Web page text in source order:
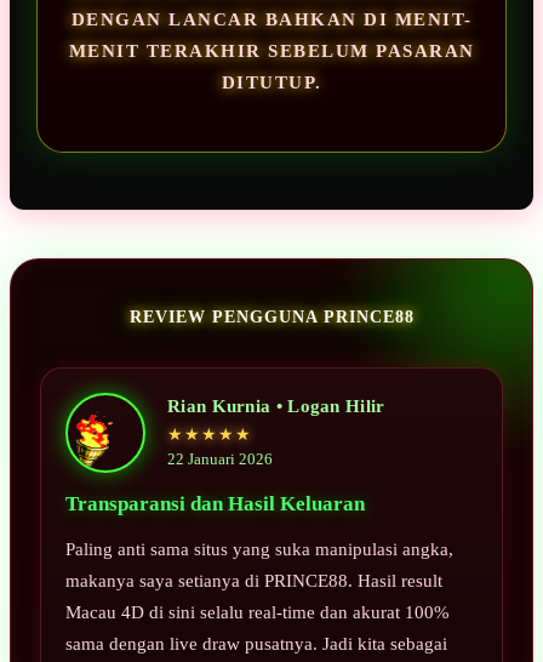
DENGAN LANCAR BAHKAN DI MENIT-
MENIT TERAKHIR SEBELUM PASARAN
DITUTUP.
REVIEW PENGGUNA PRINCE88
Rian Kurnia • Logan Hilir
★★★★★
22 Januari 2026
Transparansi dan Hasil Keluaran
Paling anti sama situs yang suka manipulasi angka,
makanya saya setianya di PRINCE88. Hasil result
Macau 4D di sini selalu real-time dan akurat 100%
sama dengan live draw pusatnya. Jadi kita sebagai